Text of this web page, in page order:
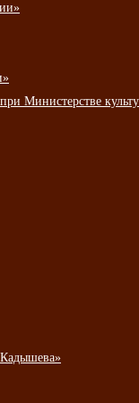
Министерстве